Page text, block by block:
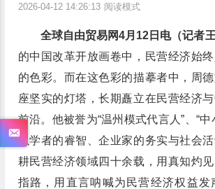
2026-04-12 14:26:13 阅读模式
全球自由贸易网4月12日电（记者王
的中国改革开放画卷中，民营经济始
的色彩。而在这色彩的描摹者中，周
座坚实的灯塔，长期矗立在民营经济
前沿。他被誉为“温州模式代言人”、“中
以学者的睿智、企业家的务实与社会
耕民营经济领域四十余载，用真知灼
指路，用直言呐喊为民营经济权益发